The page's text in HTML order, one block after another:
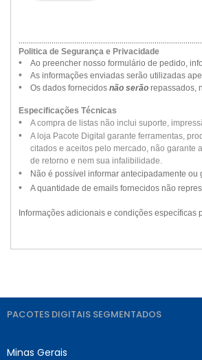
Politica de Segurança e Privacidade
• Ao preencher nosso formulário de pedido,
• As informações enviadas serão utilizadas
• Os dados fornecidos não serão repassados,
Especificações Técnicas
• A compra de listas não inclui suporte,
• A loja Pacote Digital garante ferramentas,
citados e aceitos pelo mercado, não garante
de retorno e nem sua infalibilidade.
• Não é possível informar antecipadamente
• A quantidade de emails fornecidos não
Informações adicionais e condições
PACOTES DIGITAIS SEGMENTADOS
Minas Gerais